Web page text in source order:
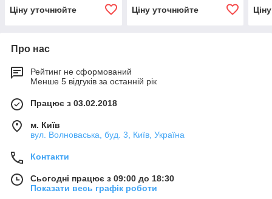
Ціну уточнюйте
Ціну уточнюйте
Про нас
Рейтинг не сформований
Менше 5 відгуків за останній рік
Працює з 03.02.2018
м. Київ
вул. Волноваська, буд. 3, Київ, Україна
Контакти
Сьогодні працює з 09:00 до 18:30
Показати весь графік роботи